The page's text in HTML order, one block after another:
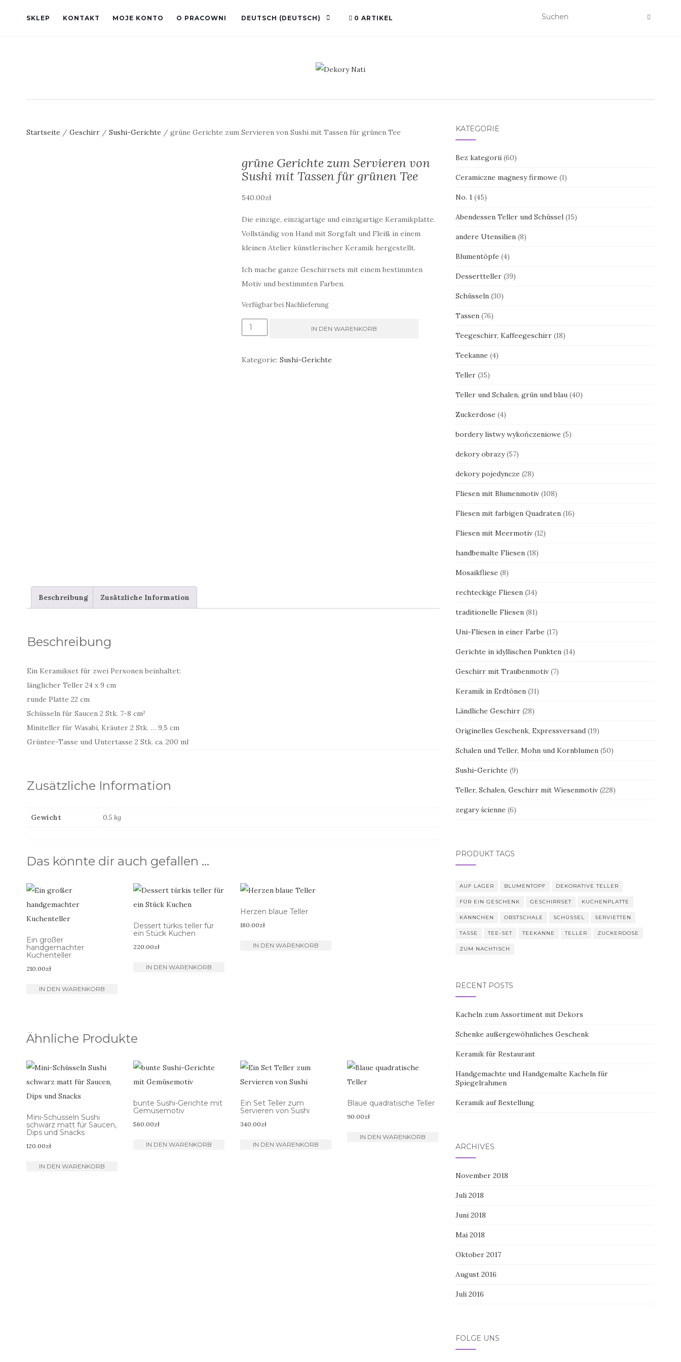
SKLEP KONTAKT MOJE KONTO O PRACOWNI DEUTSCH (DEUTSCH) 0 ARTIKEL
Startseite / Geschirr / Sushi-Gerichte / grüne Gerichte zum Servieren von Sushi mit Tassen für grünen Tee
grüne Gerichte zum Servieren von
Sushi mit Tassen für grünen Tee
540.00zł
Die einzige, einzigartige und einzigartige Keramikplatte.
Vollständig von Hand mit Sorgfalt und Fleiß in einem
kleinen Atelier künstlerischer Keramik hergestellt.
Ich mache ganze Geschirrsets mit einem bestimmten
Motiv und bestimmten Farben.
Verfügbar bei Nachlieferung
grüne
IN DEN WARENKORB
Kategorie: Sushi-Gerichte
Beschreibung Zusätzliche Information
Beschreibung
Ein Keramikset für zwei Personen beinhaltet:
länglicher Teller 24 x 9 cm
runde Platte 22 cm
Schüsseln für Saucen 2 Stk. 7-8 cm²
Miniteller für Wasabi, Kräuter 2 Stk. … 9,5 cm
Grüntee-Tasse und Untertasse 2 Stk. ca. 200 ml
Zusätzliche Information
Gewicht 0.5 kg
Das könnte dir auch gefallen …
Ein großer
handgemachter
Kuchenteller
210.00zł
IN DEN WARENKORB
Dessert türkis teller für
ein Stück Kuchen
220.00zł
IN DEN WARENKORB
Herzen blaue Teller
180.00zł
IN DEN WARENKORB
Ähnliche Produkte
Mini-Schüsseln Sushi
schwarz matt für Saucen,
Dips und Snacks
120.00zł
IN DEN WARENKORB
bunte Sushi-Gerichte mit
Gemüsemotiv
560.00zł
IN DEN WARENKORB
Ein Set Teller zum
Servieren von Sushi
340.00zł
IN DEN WARENKORB
Blaue quadratische Teller
90.00zł
IN DEN WARENKORB
KATEGORIE
Bez kategorii (60)
Ceramiczne magnesy firmowe (1)
No. 1 (45)
Abendessen Teller und Schüssel (15)
andere Utensilien (8)
Blumentöpfe (4)
Dessertteller (39)
Schüsseln (30)
Tassen (76)
Teegeschirr, Kaffeegeschirr (18)
Teekanne (4)
Teller (35)
Teller und Schalen, grün und blau (40)
Zuckerdose (4)
bordery listwy wykończeniowe (5)
dekory obrazy (57)
dekory pojedyncze (28)
Fliesen mit Blumenmotiv (108)
Fliesen mit farbigen Quadraten (16)
Fliesen mit Meermotiv (12)
handbemalte Fliesen (18)
Mosaikfliese (8)
rechteckige Fliesen (34)
traditionelle Fliesen (81)
Uni-Fliesen in einer Farbe (17)
Gerichte in idyllischen Punkten (14)
Geschirr mit Traubenmotiv (7)
Keramik in Erdtönen (31)
Ländliche Geschirr (28)
Originelles Geschenk, Expressversand (19)
Schalen und Teller, Mohn und Kornblumen (50)
Sushi-Gerichte (9)
Teller, Schalen, Geschirr mit Wiesenmotiv (228)
zegary ścienne (6)
PRODUKT TAGS
AUF LAGER BLUMENTOPF DEKORATIVE TELLER
FÜR EIN GESCHENK GESCHIRRSET KUCHENPLATTE
KÄNNCHEN OBSTSCHALE SCHÜSSEL SERVIETTEN
TASSE TEE-SET TEEKANNE TELLER ZUCKERDOSE
ZUM NACHTISCH
RECENT POSTS
Kacheln zum Assortiment mit Dekors
Schenke außergewöhnliches Geschenk
Keramik für Restaurant
Handgemachte und Handgemalte Kacheln für
Spiegelrahmen
Keramik auf Bestellung
ARCHIVES
November 2018
Juli 2018
Juni 2018
Mai 2018
Oktober 2017
August 2016
Juli 2016
FOLGE UNS